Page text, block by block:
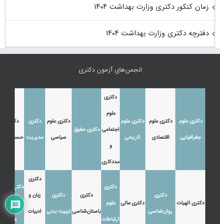
زمان کنکور دکتری وزارت بهداشت ۱۴۰۴
دفترچه دکتری وزارت بهداشت ۱۴۰۴
انجمن‌های آزمون دکتری
دکتری علوم
جغرافیایی
دکتری علوم
اقتصادی
دکتری علوم
تاریخی
دکتری
علوم
اجتماعی
و
مددکاری
دکتری حقوق
دکتری علوم
سیاسی
دکتری
مدیریت
دکتری
حسابداری
دکتری الهیات
دکتری
روان‌شناسی
دکتری مالی
دکتری
علوم
ارتباطات
دکتری
باستان‌شناسی
دکتری
تربیت بدنی
دکتری
زبان و
ادبیات
دکتری زبان
و ادبیات
عرب
3